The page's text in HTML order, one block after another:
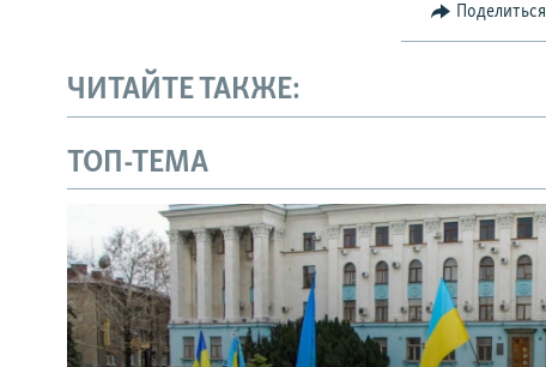
Поделиться
ЧИТАЙТЕ ТАКЖЕ:
ТОП-ТЕМА